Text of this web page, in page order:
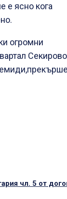
е ясно кога
огромни
чл. 5 от